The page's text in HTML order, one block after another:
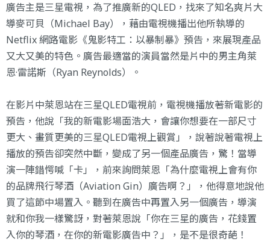
廣告主是三星電視，為了推廣新的QLED，找來了知名爽片大
導麥可貝（Michael Bay），藉由電視機播出他所執導的
Netflix 網路電影《鬼影特工：以暴制暴》預告，來展現產品
又大又美的特色。廣告最適當的演員當然是片中的男主角萊
恩·雷諾斯（Ryan Reynolds）。
在影片中萊恩站在三星QLED電視前，電視機播放著新電影的
預告，他說「我的新電影場面浩大，會讓你想要在一部尺寸
更大、畫質更美的三星QLED電視上觀賞」，說著說著電視上
播放的預告卻突然中斷，變成了另一個產品廣告，驚！當導
演一陣錯愕喊「卡」，前來詢問萊恩「為什麼電視上會有你
的品牌飛行琴酒（Aviation Gin）廣告啊？」，他得意地說他
買了這節中場置入。聽到在廣告中再置入另一個廣告，導演
就和你我一樣驚訝，對著萊恩說「你在三星的廣告，花錢置
入你的琴酒，在你的新電影廣告中？」，是不是很奇葩！